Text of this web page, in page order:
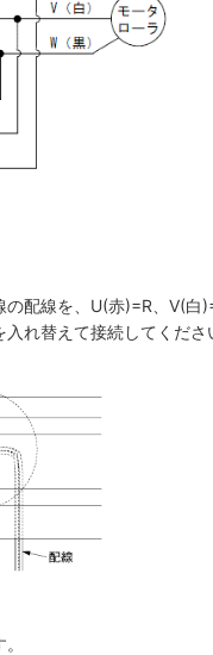
配線を、U(赤)=R、V(
れ替えて接続してくださ